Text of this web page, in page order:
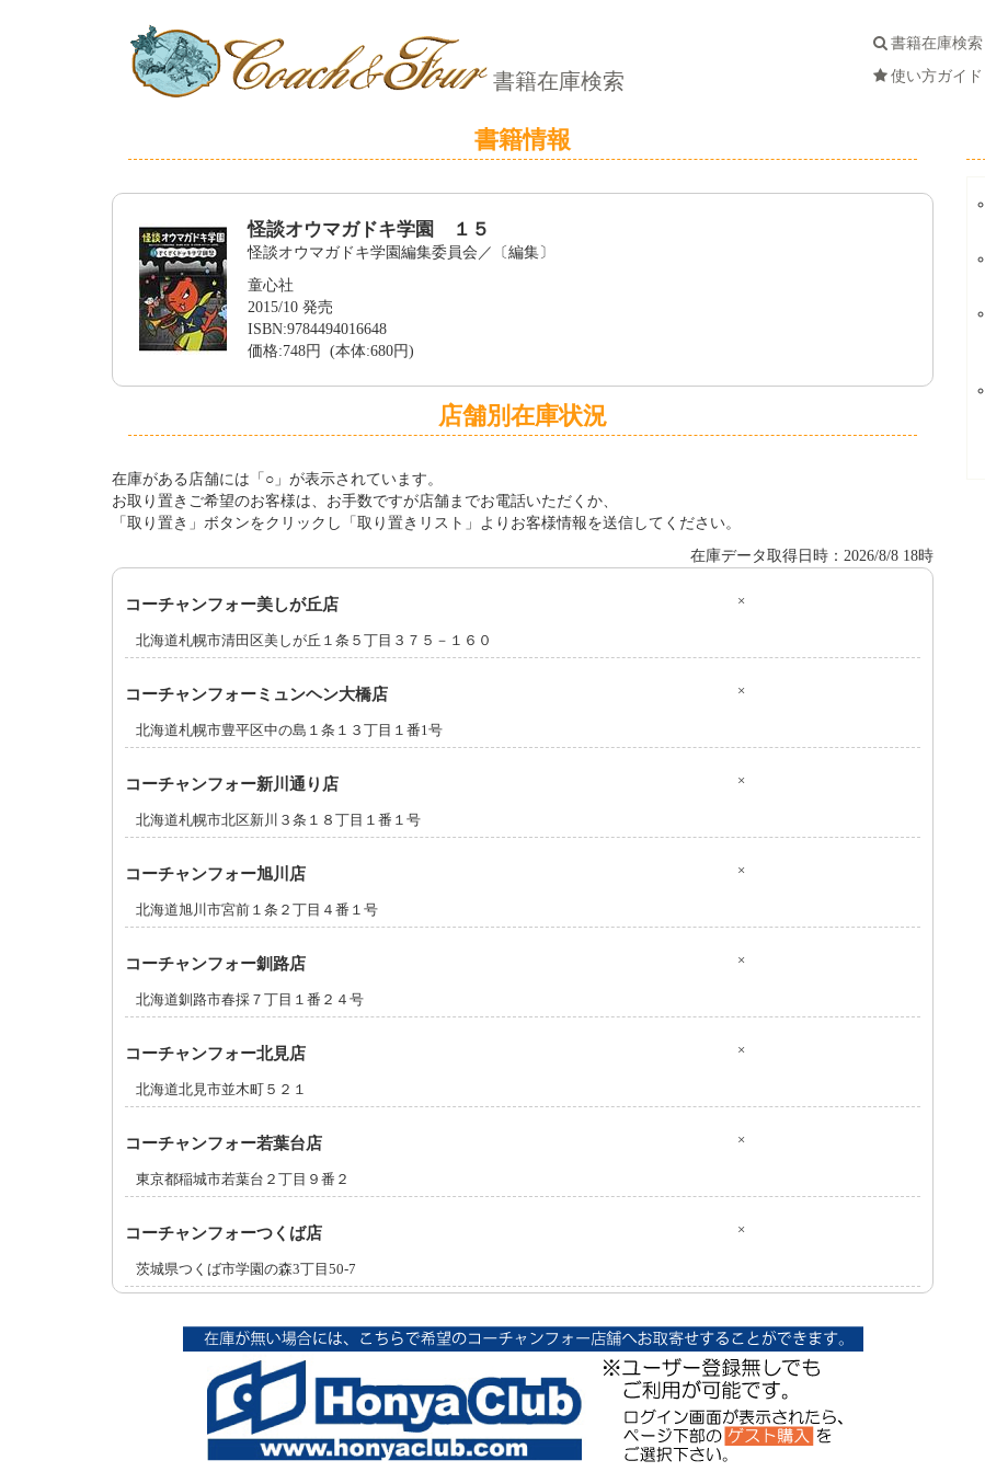
書籍在庫検索
書籍在庫検索
使い方ガイド
書籍情報
怪談オウマガドキ学園 １５
怪談オウマガドキ学園編集委員会／〔編集〕
童心社
2015/10 発売
ISBN:9784494016648
価格:748円 (本体:680円)
店舗別在庫状況
在庫がある店舗には「○」が表示されています。
お取り置きご希望のお客様は、お手数ですが店舗までお電話いただくか、
「取り置き」ボタンをクリックし「取り置きリスト」よりお客様情報を送信してください。
在庫データ取得日時：2026/8/8 18時
コーチャンフォー美しが丘店 ×
北海道札幌市清田区美しが丘１条５丁目３７５－１６０
コーチャンフォーミュンヘン大橋店 ×
北海道札幌市豊平区中の島１条１３丁目１番1号
コーチャンフォー新川通り店 ×
北海道札幌市北区新川３条１８丁目１番１号
コーチャンフォー旭川店 ×
北海道旭川市宮前１条２丁目４番１号
コーチャンフォー釧路店 ×
北海道釧路市春採７丁目１番２４号
コーチャンフォー北見店 ×
北海道北見市並木町５２１
コーチャンフォー若葉台店 ×
東京都稲城市若葉台２丁目９番２
コーチャンフォーつくば店 ×
茨城県つくば市学園の森3丁目50-7